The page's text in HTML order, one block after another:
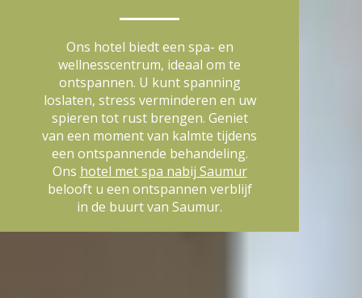
Ons hotel biedt een spa- en
wellnesscentrum, ideaal om te
ontspannen. U kunt spanning
loslaten, stress verminderen en uw
spieren tot rust brengen. Geniet
van een moment van kalmte tijdens
een ontspannende behandeling.
Ons hotel met spa nabij Saumur
belooft u een ontspannen verblijf
in de buurt van Saumur.